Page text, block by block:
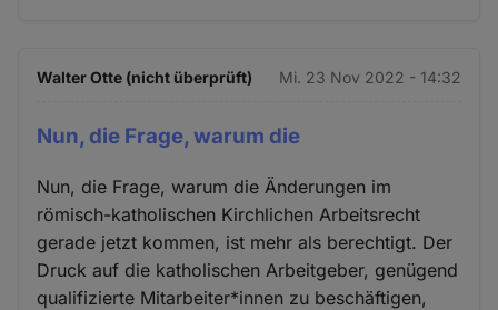
Walter Otte (nicht überprüft) Mi. 23 Nov 2022 - 14:32
Nun, die Frage, warum die
Nun, die Frage, warum die Änderungen im
römisch-katholischen Kirchlichen Arbeitsrecht
gerade jetzt kommen, ist mehr als berechtigt. Der
Druck auf die katholischen Arbeitgeber, genügend
qualifizierte Mitarbeiter*innen zu beschäftigen,